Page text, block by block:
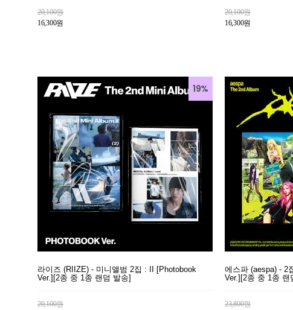
20,100원
16,300원
20,100원
16,300원
19%
라이즈 (RIIZE) - 미니앨범 2집 : II [Photobook
Ver.][2종 중 1종 랜덤 발송]
20,100원
에스파 (aespa) - 2
Ver.][2종 중 1종 랜
23,800원